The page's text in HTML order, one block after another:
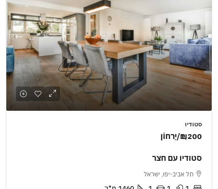
סטודיו
₪1,200/יַרחוֹן
סטודיו עם חצר
תל אביב-יפו, ישראל